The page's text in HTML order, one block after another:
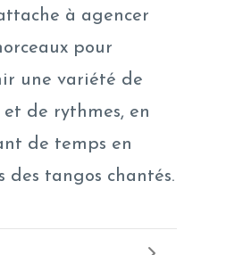
à agencer
pour
une variété de
et de rythmes, en
de temps en
des tangos chantés.